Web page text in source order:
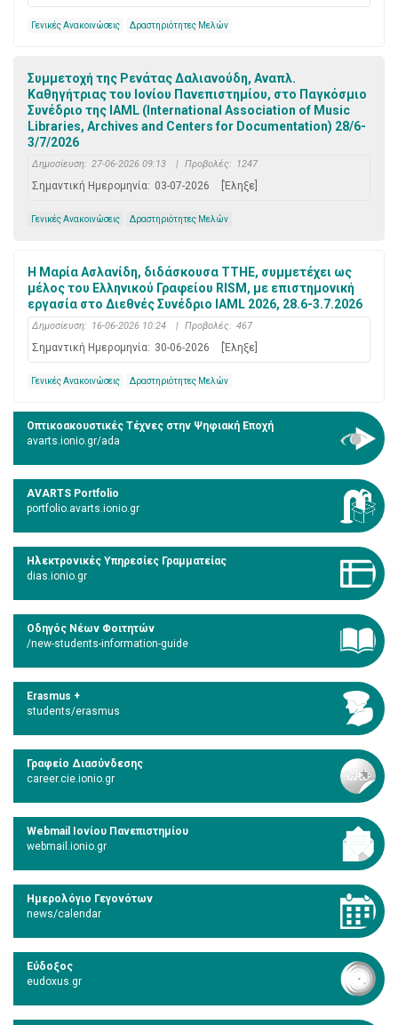
Γενικές Ανακοινώσεις Δραστηριότητες Μελών
Συμμετοχή της Ρενάτας Δαλιανούδη, Αναπλ.
Καθηγήτριας του Ιονίου Πανεπιστημίου, στο Παγκόσμιο
Συνέδριο της IAML (International Association of Music
Libraries, Archives and Centers for Documentation) 28/6-
3/7/2026
Δημοσίευση: 27-06-2026 09:13 | Προβολές: 1247
Σημαντική Ημερομηνία: 03-07-2026 [Έληξε]
Γενικές Ανακοινώσεις Δραστηριότητες Μελών
Η Μαρία Ασλανίδη, διδάσκουσα ΤΤΗΕ, συμμετέχει ως
μέλος του Ελληνικού Γραφείου RISM, με επιστημονική
εργασία στο Διεθνές Συνέδριο IAML 2026, 28.6-3.7.2026
Δημοσίευση: 16-06-2026 10:24 | Προβολές: 467
Σημαντική Ημερομηνία: 30-06-2026 [Έληξε]
Γενικές Ανακοινώσεις Δραστηριότητες Μελών
Οπτικοακουστικές Τέχνες στην Ψηφιακή Εποχή
avarts.ionio.gr/ada
AVARTS Portfolio
portfolio.avarts.ionio.gr
Ηλεκτρονικές Υπηρεσίες Γραμματείας
dias.ionio.gr
Οδηγός Νέων Φοιτητών
/new-students-information-guide
Erasmus +
students/erasmus
Γραφείο Διασύνδεσης
career.cie.ionio.gr
Webmail Ιονίου Πανεπιστημίου
webmail.ionio.gr
Ημερολόγιο Γεγονότων
news/calendar
Εύδοξος
eudoxus.gr